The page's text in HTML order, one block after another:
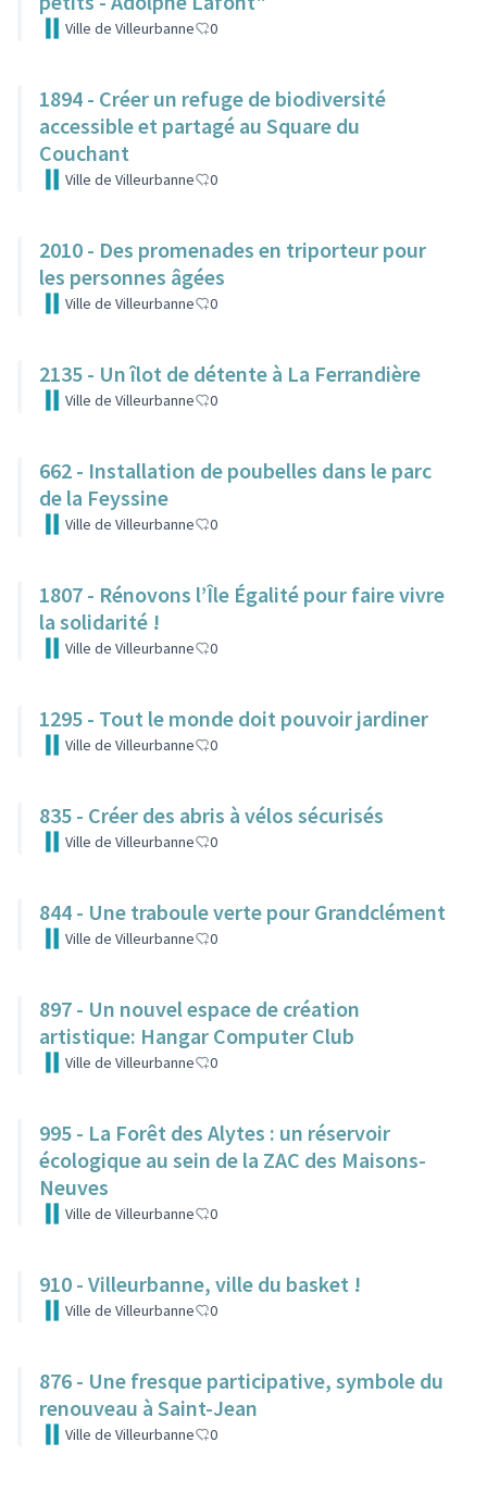
Ville de Villeurbanne 0
1894 - Créer un refuge de biodiversité
accessible et partagé au Square du
Couchant
Ville de Villeurbanne 0
2010 - Des promenades en triporteur pour
les personnes âgées
Ville de Villeurbanne 0
2135 - Un îlot de détente à La Ferrandière
Ville de Villeurbanne 0
662 - Installation de poubelles dans le parc
de la Feyssine
Ville de Villeurbanne 0
1807 - Rénovons l’Île Égalité pour faire vivre
la solidarité !
Ville de Villeurbanne 0
1295 - Tout le monde doit pouvoir jardiner
Ville de Villeurbanne 0
835 - Créer des abris à vélos sécurisés
Ville de Villeurbanne 0
844 - Une traboule verte pour Grandclément
Ville de Villeurbanne 0
897 - Un nouvel espace de création
artistique: Hangar Computer Club
Ville de Villeurbanne 0
995 - La Forêt des Alytes : un réservoir
écologique au sein de la ZAC des Maisons-
Neuves
Ville de Villeurbanne 0
910 - Villeurbanne, ville du basket !
Ville de Villeurbanne 0
876 - Une fresque participative, symbole du
renouveau à Saint-Jean
Ville de Villeurbanne 0